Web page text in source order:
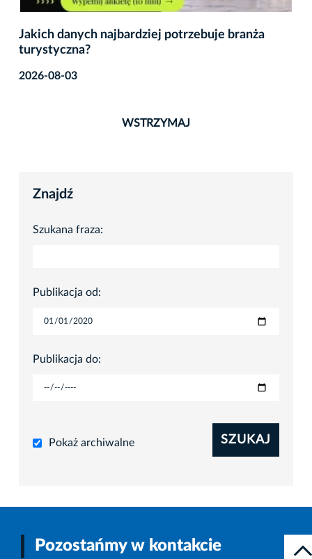
Jakich danych najbardziej potrzebuje branża
turystyczna?
2026-08-03
WSTRZYMAJ
Znajdź
Szukana fraza:
Publikacja od:
Publikacja do:
Pokaż archiwalne SZUKAJ
Pozostańmy w kontakcie